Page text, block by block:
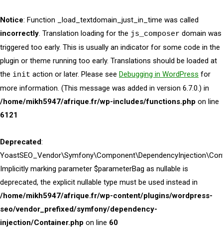
Notice: Function _load_textdomain_just_in_time was called
incorrectly. Translation loading for the js_composer domain was
triggered too early. This is usually an indicator for some code in the
plugin or theme running too early. Translations should be loaded at
the init action or later. Please see Debugging in WordPress for
more information. (This message was added in version 6.7.0.) in
/home/mikh5947/afrique.fr/wp-includes/functions.php on line
6121
Deprecated:
Implicitly marking parameter $parameterBag as nullable is
deprecated, the explicit nullable type must be used instead in
/home/mikh5947/afrique.fr/wp-content/plugins/wordpress-
seo/vendor_prefixed/symfony/dependency-
injection/Container.php on line 60